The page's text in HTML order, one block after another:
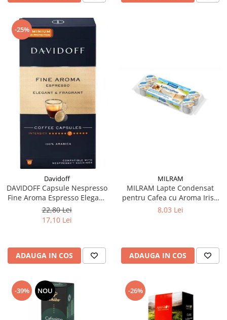
-25%
Davidoff
DAVIDOFF Capsule Nespresso
Fine Aroma Espresso Elegant
& Fragrant 10x5.5g
22,80 Lei
17,10 Lei
ADAUGA IN COS
MILRAM
MILRAM Lapte Condensat
pentru Cafea cu Aroma Irish
Cream 10x14g
8,03 Lei
ADAUGA IN COS
-39% NOU -26%